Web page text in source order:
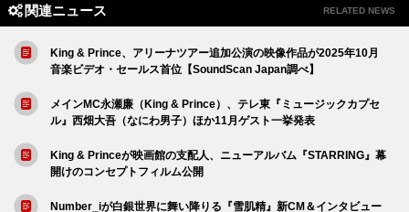
関連ニュース RELATED NEWS
King & Prince、アリーナツアー追加公演の映像作品が2025年10月
音楽ビデオ・セールス首位【SoundScan Japan調べ】
メインMC永瀬廉（King & Prince）、テレ東『ミュージックカプセ
ル』西畑大吾（なにわ男子）ほか11月ゲスト一挙発表
King & Princeが映画館の支配人、ニューアルバム『STARRING』幕
開けのコンセプトフィルム公開
Number_iが白銀世界に舞い降りる『雪肌精』新CM＆インタビュー